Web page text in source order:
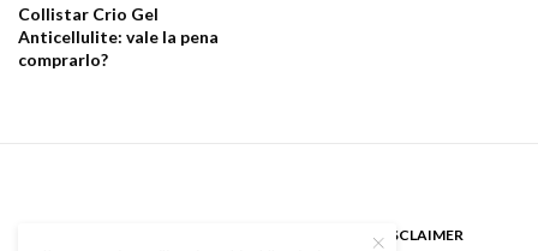
Collistar Crio Gel
Anticellulite: vale la pena
comprarlo?
DISCLAIMER